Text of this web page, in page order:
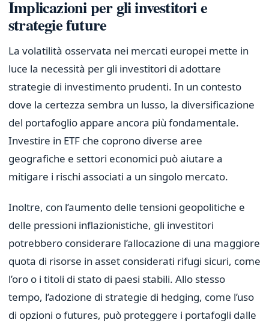
Implicazioni per gli investitori e
strategie future
La volatilità osservata nei mercati europei mette in
luce la necessità per gli investitori di adottare
strategie di investimento prudenti. In un contesto
dove la certezza sembra un lusso, la diversificazione
del portafoglio appare ancora più fondamentale.
Investire in ETF che coprono diverse aree
geografiche e settori economici può aiutare a
mitigare i rischi associati a un singolo mercato.
Inoltre, con l’aumento delle tensioni geopolitiche e
delle pressioni inflazionistiche, gli investitori
potrebbero considerare l’allocazione di una maggiore
quota di risorse in asset considerati rifugi sicuri, come
l’oro o i titoli di stato di paesi stabili. Allo stesso
tempo, l’adozione di strategie di hedging, come l’uso
di opzioni o futures, può proteggere i portafogli dalle